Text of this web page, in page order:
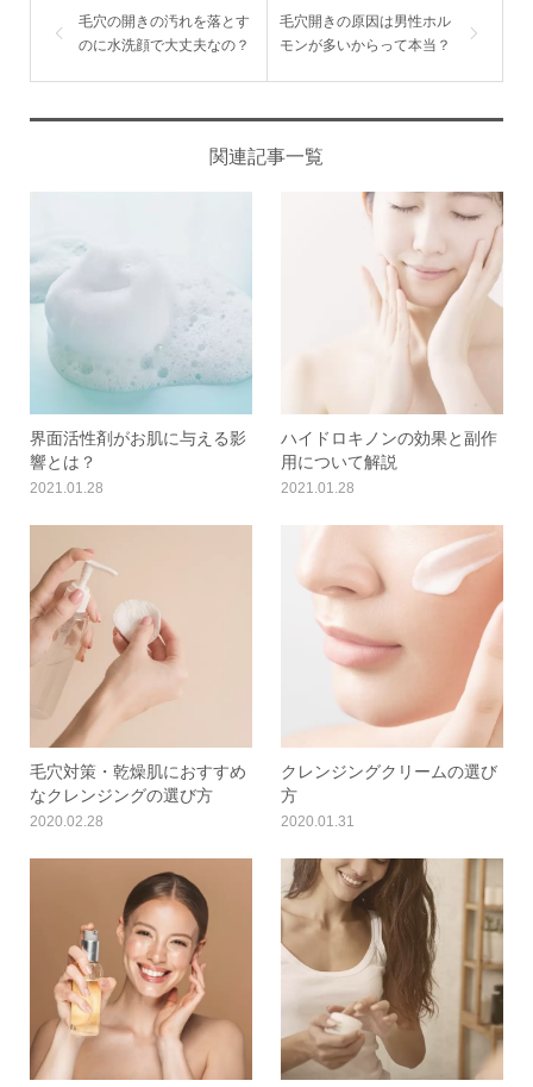
毛穴の開きの汚れを落とす
のに水洗顔で大丈夫なの？
毛穴開きの原因は男性ホル
モンが多いからって本当？
関連記事一覧
界面活性剤がお肌に与える影
響とは？
2021.01.28
ハイドロキノンの効果と副作
用について解説
2021.01.28
毛穴対策・乾燥肌におすすめ
なクレンジングの選び方
2020.02.28
クレンジングクリームの選び
方
2020.01.31